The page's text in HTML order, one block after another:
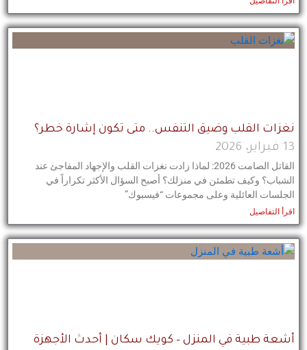
نغزات القلب وضيق التنفس.. متى تكون إشارة خطر؟
13 فبراير، 2026
القاتل الصامت 2026: لماذا زادت نغزات القلب والإجهاد المفاجئ عند
الشباب؟ وكيف تطمئن في منزلك؟ أصبح السؤال الأكثر تكراراً في
الجلسات العائلية وعلى مجموعات “فيسبوك”
اقرأ التفاصيل
أشعة طبية في المنزل – كويك سكان | أحدث الأجهزة